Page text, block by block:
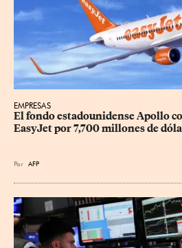
EMPRESAS
El fondo estadounidense Apollo
EasyJet por 7,700 millones de
Por AFP